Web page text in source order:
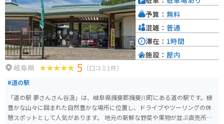
グにも最適なエリアです。ただし、桜の開花時期は交通量が多くなるので注
意が必要です。道の駅から少し足を伸ばせば、温泉施設もあるので、ゆった
りと旅の疲れを癒やすのも良いでしょう。
岐阜県 5 （口コミ1件）
#道の駅
「道の駅 夢さんさん谷汲」は、岐阜県揖斐郡揖斐川町にある道の駅です。緑
豊かな山々に囲まれた自然豊かな場所に位置し、ドライブやツーリングの休
憩スポットとして人気があります。 地元の新鮮な野菜や果物が並ぶ直売所
予算： 無料
混雑： 普通
滞在： 1時間
施設： 屋内